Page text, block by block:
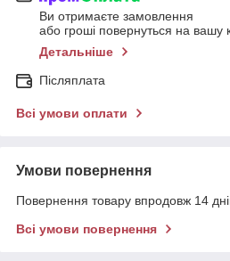
Ви отримаєте замовлення
або гроші повернуться на вашу
Детальніше
Післяплата
Всі умови оплати
Умови повернення
Повернення товару впродовж 14
Всі умови повернення